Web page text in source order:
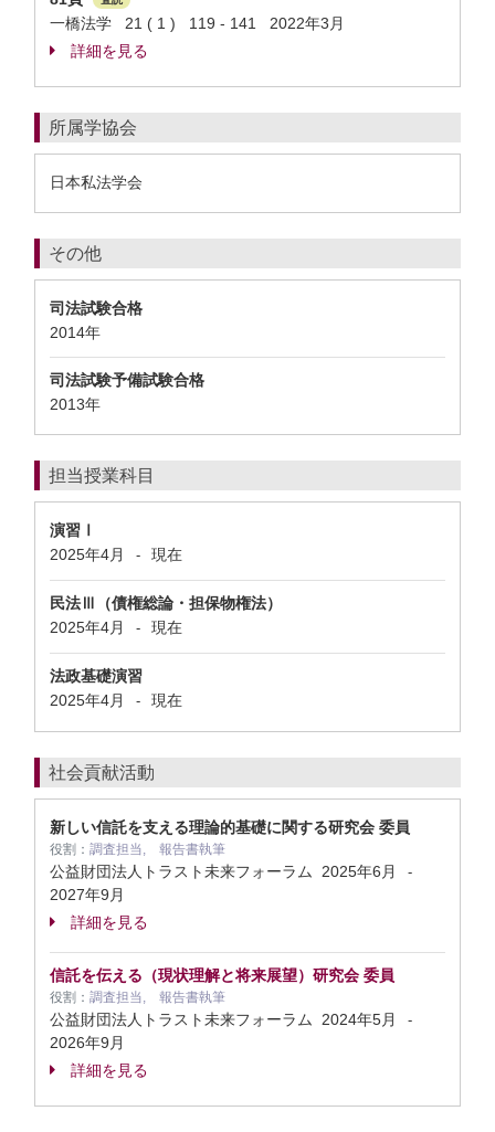
一橋法学 21 ( 1 ) 119 - 141 2022年3月
詳細を見る
所属学協会
日本私法学会
その他
司法試験合格
2014年
司法試験予備試験合格
2013年
担当授業科目
演習Ⅰ
2025年4月
- 現在
民法Ⅲ（債権総論・担保物権法）
2025年4月
- 現在
法政基礎演習
2025年4月
- 現在
社会貢献活動
新しい信託を支える理論的基礎に関する研究会 委員
役割： 調査担当, 報告書執筆
公益財団法人トラスト未来フォーラム 2025年6月 -
2027年9月
詳細を見る
信託を伝える（現状理解と将来展望）研究会 委員
役割： 調査担当, 報告書執筆
公益財団法人トラスト未来フォーラム 2024年5月 -
2026年9月
詳細を見る